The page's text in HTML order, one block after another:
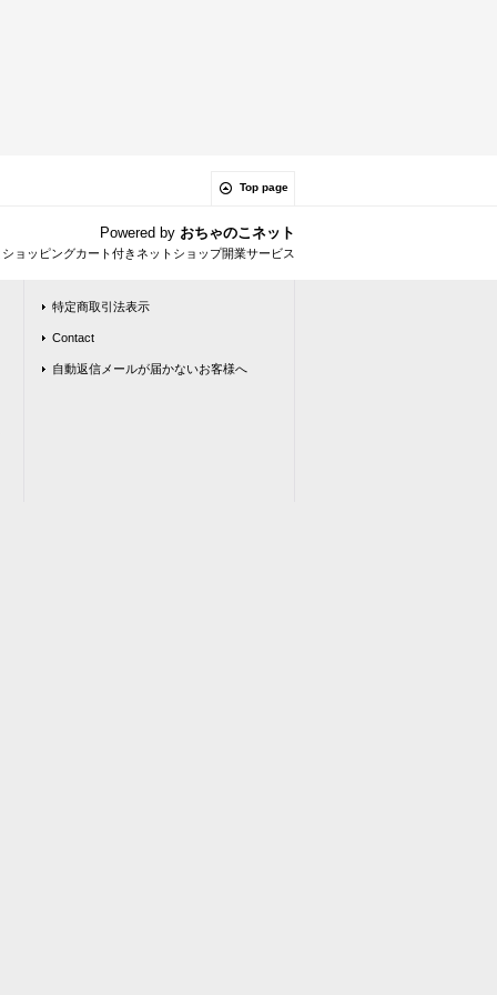
Top page
Powered by おちゃのこネット
ョッピングカート付きネットショップ開業サービス
特定商取引法表示
Contact
自動返信メールが届かないお客様へ